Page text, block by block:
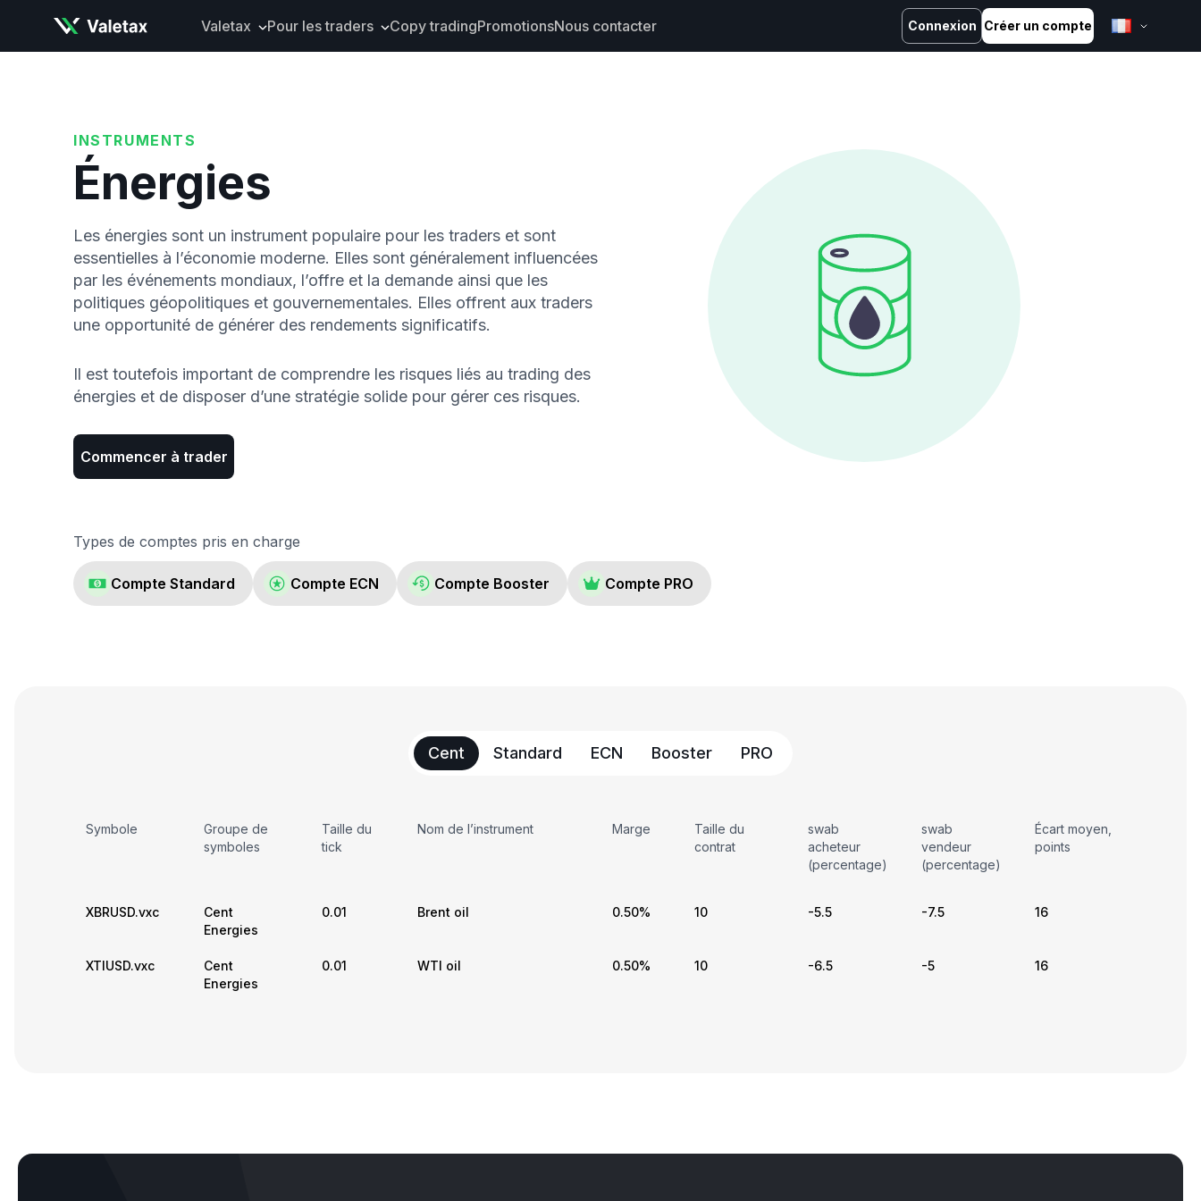
Valetax Pour les traders Copy tradingPromotionsNous contacter Connexion Créer un compte
العربية
Español
Русский
Français
کوردی
INSTRUMENTS
Énergies
Les énergies sont un instrument populaire pour les traders et sont
essentielles à l’économie moderne. Elles sont généralement influencées
par les événements mondiaux, l’offre et la demande ainsi que les
politiques géopolitiques et gouvernementales. Elles offrent aux traders
une opportunité de générer des rendements significatifs.
Il est toutefois important de comprendre les risques liés au trading des
énergies et de disposer d’une stratégie solide pour gérer ces risques.
Commencer à trader
Types de comptes pris en charge
Compte Standard Compte ECN Compte Booster Compte PRO
Cent Standard ECN Booster PRO
Symbole
Groupe de
symboles
Taille du
tick
Nom de l’instrument Marge
Taille du
contrat
swab
acheteur
(percentage)
swab
vendeur
(percentage)
Écart moyen,
points
XBRUSD.vxc
Cent
Energies
0.01 Brent oil 0.50% 10 -5.5 -7.5 16
XTIUSD.vxc
Cent
Energies
0.01 WTI oil 0.50% 10 -6.5 -5 16